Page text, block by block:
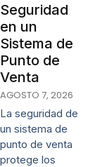
Seguridad
en un
Sistema de
Punto de
Venta
AGOSTO 7, 2026
La seguridad de
un sistema de
punto de venta
protege los